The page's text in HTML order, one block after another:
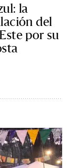
la
del
por su